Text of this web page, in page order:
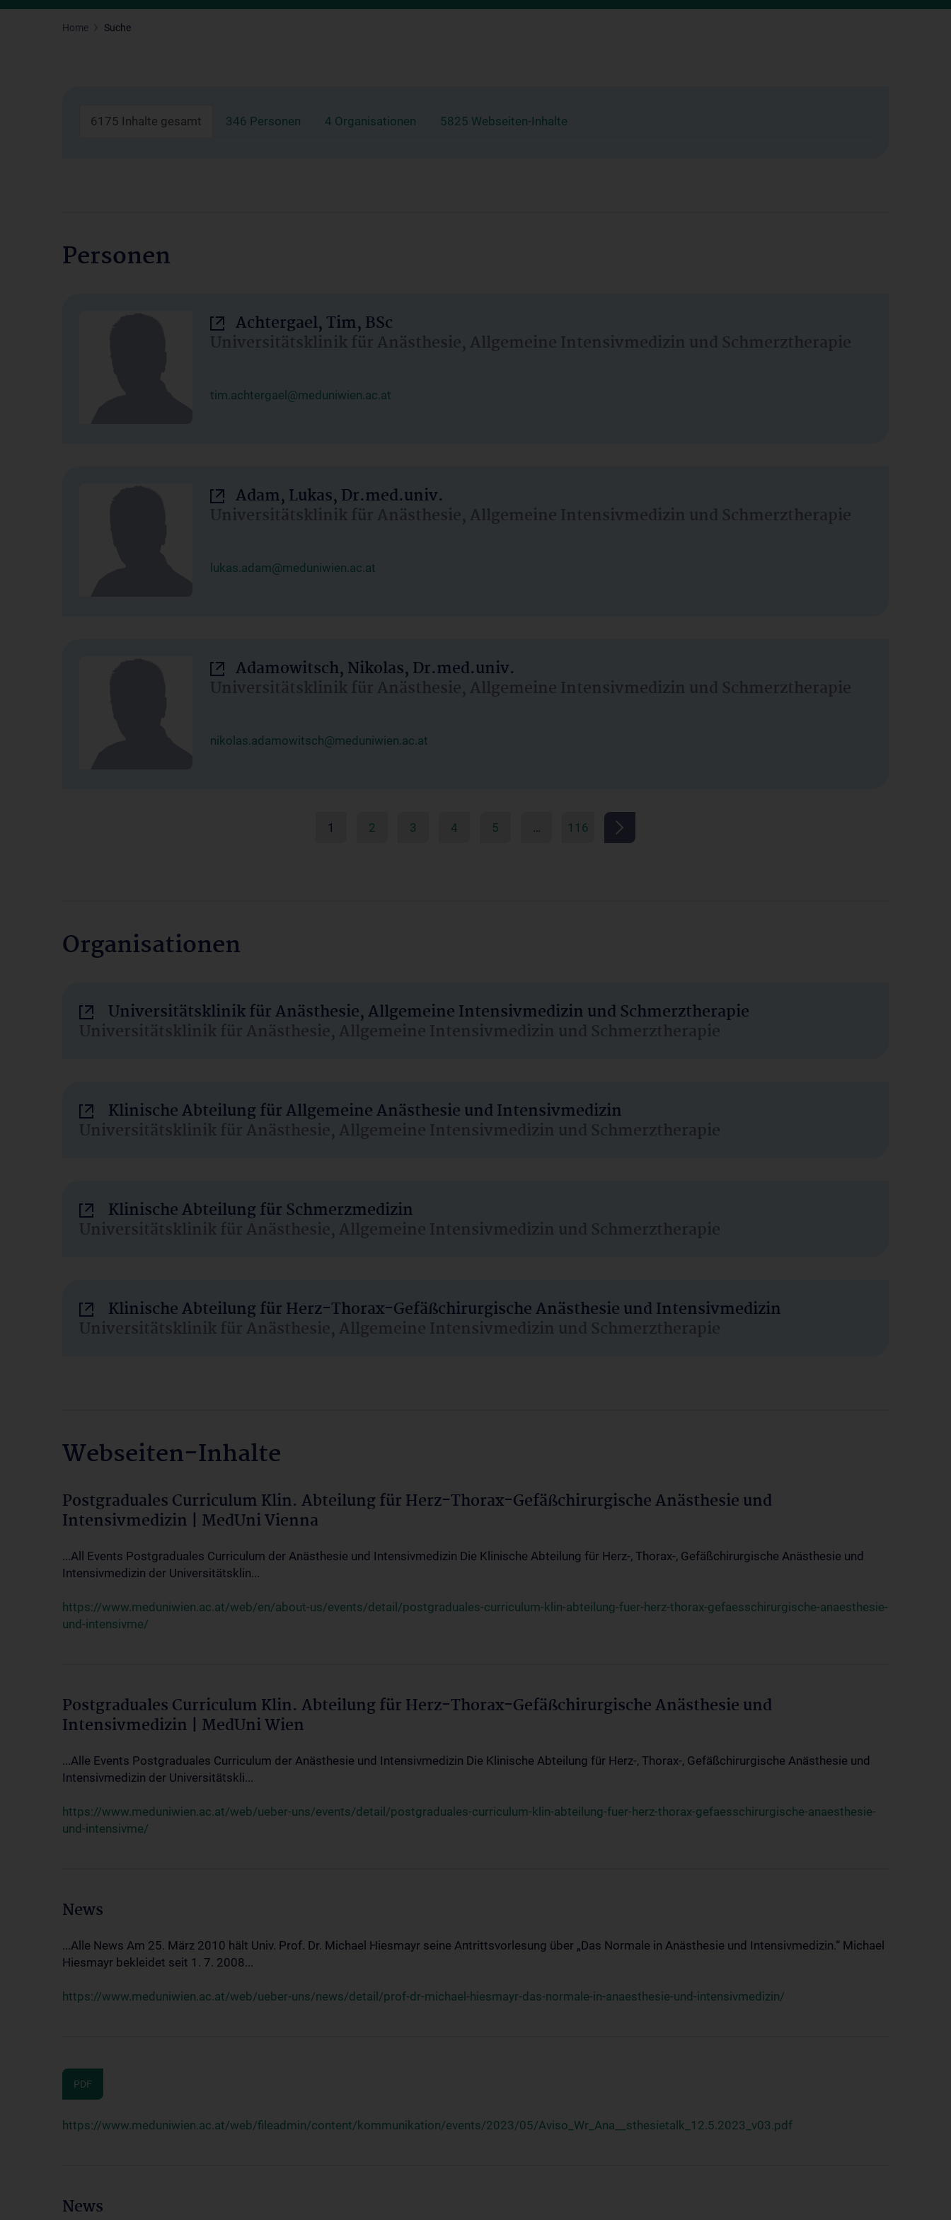
Home Suche
6175 Inhalte gesamt 346 Personen 4 Organisationen 5825 Webseiten-Inhalte
Personen
Achtergael, Tim, BSc
Universitätsklinik für Anästhesie, Allgemeine Intensivmedizin und Schmerztherapie
tim.achtergael@meduniwien.ac.at
Adam, Lukas, Dr.med.univ.
Universitätsklinik für Anästhesie, Allgemeine Intensivmedizin und Schmerztherapie
lukas.adam@meduniwien.ac.at
Adamowitsch, Nikolas, Dr.med.univ.
Universitätsklinik für Anästhesie, Allgemeine Intensivmedizin und Schmerztherapie
nikolas.adamowitsch@meduniwien.ac.at
1 2 3 4 5 … 116
Organisationen
Universitätsklinik für Anästhesie, Allgemeine Intensivmedizin und Schmerztherapie
Universitätsklinik für Anästhesie, Allgemeine Intensivmedizin und Schmerztherapie
Klinische Abteilung für Allgemeine Anästhesie und Intensivmedizin
Universitätsklinik für Anästhesie, Allgemeine Intensivmedizin und Schmerztherapie
Klinische Abteilung für Schmerzmedizin
Universitätsklinik für Anästhesie, Allgemeine Intensivmedizin und Schmerztherapie
Klinische Abteilung für Herz-Thorax-Gefäßchirurgische Anästhesie und Intensivmedizin
Universitätsklinik für Anästhesie, Allgemeine Intensivmedizin und Schmerztherapie
Webseiten-Inhalte
Postgraduales Curriculum Klin. Abteilung für Herz-Thorax-Gefäßchirurgische Anästhesie und
Intensivmedizin | MedUni Vienna
...All Events Postgraduales Curriculum der Anästhesie und Intensivmedizin Die Klinische Abteilung für Herz-, Thorax-, Gefäßchirurgische Anästhesie und
Intensivmedizin der Universitätsklin...
https://www.meduniwien.ac.at/web/en/about-us/events/detail/postgraduales-curriculum-klin-abteilung-fuer-herz-thorax-gefaesschirurgische-anaesthesie-
und-intensivme/
Postgraduales Curriculum Klin. Abteilung für Herz-Thorax-Gefäßchirurgische Anästhesie und
Intensivmedizin | MedUni Wien
...Alle Events Postgraduales Curriculum der Anästhesie und Intensivmedizin Die Klinische Abteilung für Herz-, Thorax-, Gefäßchirurgische Anästhesie und
Intensivmedizin der Universitätskli...
https://www.meduniwien.ac.at/web/ueber-uns/events/detail/postgraduales-curriculum-klin-abteilung-fuer-herz-thorax-gefaesschirurgische-anaesthesie-
und-intensivme/
News
...Alle News Am 25. März 2010 hält Univ. Prof. Dr. Michael Hiesmayr seine Antrittsvorlesung über „Das Normale in Anästhesie und Intensivmedizin.“ Michael
Hiesmayr bekleidet seit 1. 7. 2008...
https://www.meduniwien.ac.at/web/ueber-uns/news/detail/prof-dr-michael-hiesmayr-das-normale-in-anaesthesie-und-intensivmedizin/
PDF
https://www.meduniwien.ac.at/web/fileadmin/content/kommunikation/events/2023/05/Aviso_Wr_Ana__sthesietalk_12.5.2023_v03.pdf
News